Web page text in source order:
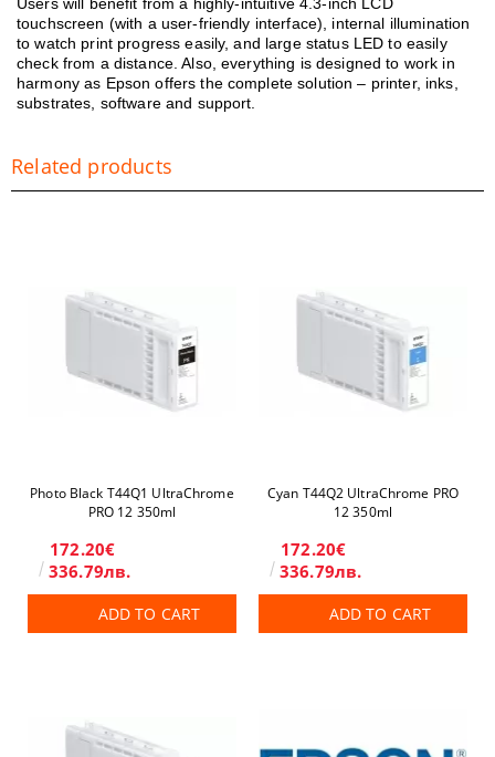
touchscreen (with a user-friendly interface), internal illumination
to watch print progress easily, and large status LED to easily
check from a distance. Also, everything is designed to work in
harmony as Epson offers the complete solution – printer, inks,
substrates, software and support.
Related products
Photo Black T44Q1 UltraChrome
PRO 12 350ml
172.20€
336.79лв.
ADD TO CART
Cyan T44Q2 UltraChrome PRO
12 350ml
172.20€
336.79лв.
ADD TO CART